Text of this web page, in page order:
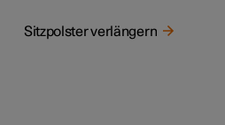
Sitzpolster verlängern